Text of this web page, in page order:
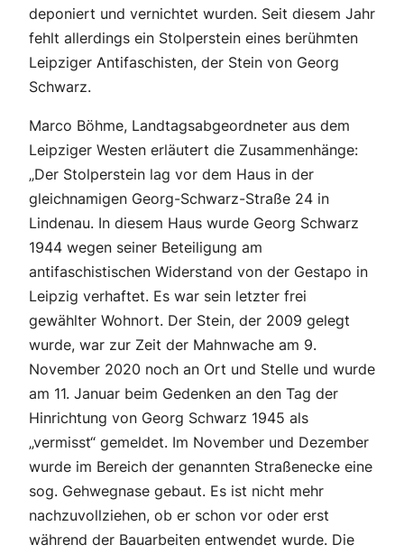
deponiert und vernichtet wurden. Seit diesem Jahr
fehlt allerdings ein Stolperstein eines berühmten
Leipziger Antifaschisten, der Stein von Georg
Schwarz.
Marco Böhme, Landtagsabgeordneter aus dem
Leipziger Westen erläutert die Zusammenhänge:
„Der Stolperstein lag vor dem Haus in der
gleichnamigen Georg-Schwarz-Straße 24 in
Lindenau. In diesem Haus wurde Georg Schwarz
1944 wegen seiner Beteiligung am
antifaschistischen Widerstand von der Gestapo in
Leipzig verhaftet. Es war sein letzter frei
gewählter Wohnort. Der Stein, der 2009 gelegt
wurde, war zur Zeit der Mahnwache am 9.
November 2020 noch an Ort und Stelle und wurde
am 11. Januar beim Gedenken an den Tag der
Hinrichtung von Georg Schwarz 1945 als
„vermisst“ gemeldet. Im November und Dezember
wurde im Bereich der genannten Straßenecke eine
sog. Gehwegnase gebaut. Es ist nicht mehr
nachzuvollziehen, ob er schon vor oder erst
während der Bauarbeiten entwendet wurde. Die